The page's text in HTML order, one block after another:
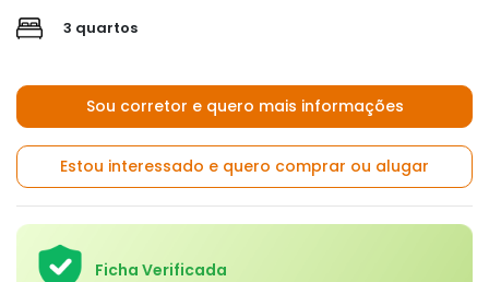
3 quartos
Sou corretor e quero mais informações
Estou interessado e quero comprar ou alugar
Ficha Verificada